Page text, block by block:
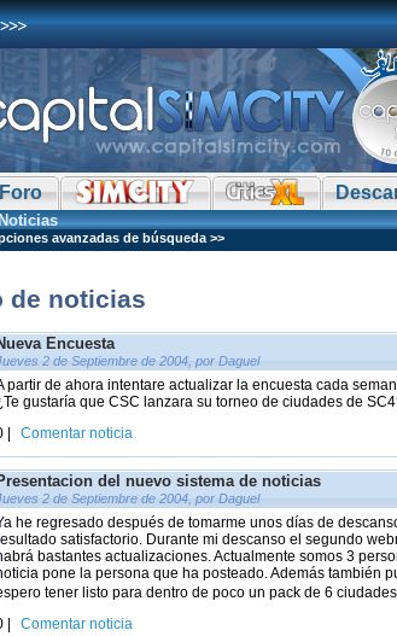
avanzadas de búsqueda >>
de noticias
Encuesta
2 de Septiembre de 2004, por Daguel
partir de ahora intentare actualizar la encuesta cada
gustaría que CSC lanzara su torneo de ciudades de
|
Comentar noticia
del nuevo sistema de noticias
2 de Septiembre de 2004, por Daguel
he regresado después de tomarme unos días de
satisfactorio. Durante mi descanso el segundo
bastantes actualizaciones. Actualmente somos 3
pone la persona que ha posteado. Además también
tener listo para dentro de poco un pack de 6
|
Comentar noticia